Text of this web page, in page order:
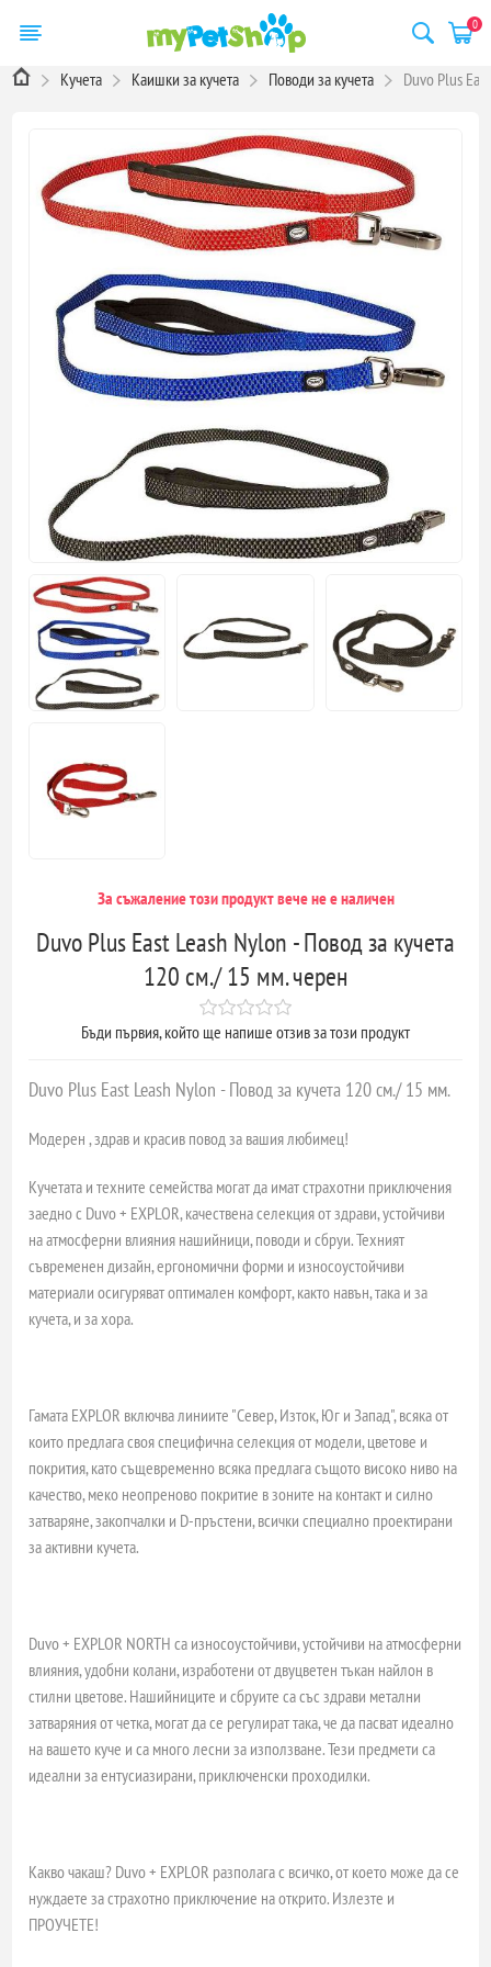
0
Кучета Каишки за кучета Поводи за кучета Duvo Plus
За съжаление този продукт вече не е наличен
Duvo Plus East Leash Nylon - Повод за кучета
120 см./ 15 мм. черен
Бъди първия, който ще напише отзив за този продукт
Duvo Plus East Leash Nylon - Повод за кучета 120 см./ 15 мм.
Модерен , здрав и красив повод за вашия любимец!
Кучетата и техните семейства могат да имат страхотни приключения
заедно с Duvo + EXPLOR, качествена селекция от здрави, устойчиви
на атмосферни влияния нашийници, поводи и сбруи. Техният
съвременен дизайн, ергономични форми и износоустойчиви
материали осигуряват оптимален комфорт, както навън, така и за
кучета, и за хора.
Гамата EXPLOR включва линиите "Север, Изток, Юг и Запад", всяка от
които предлага своя специфична селекция от модели, цветове и
покрития, като същевременно всяка предлага същото високо ниво на
качество, меко неопреново покритие в зоните на контакт и силно
затваряне, закопчалки и D-пръстени, всички специално проектирани
за активни кучета.
Duvo + EXPLOR NORTH са износоустойчиви, устойчиви на атмосферни
влияния, удобни колани, изработени от двуцветен тъкан найлон в
стилни цветове. Нашийниците и сбруите са със здрави метални
затваряния от четка, могат да се регулират така, че да пасват идеално
на вашето куче и са много лесни за използване. Тези предмети са
идеални за ентусиазирани, приключенски проходилки.
Какво чакаш? Duvo + EXPLOR разполага с всичко, от което може да се
нуждаете за страхотно приключение на открито. Излезте и
ПРОУЧЕТЕ!